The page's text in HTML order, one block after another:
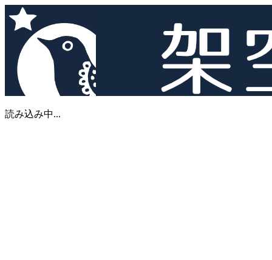
読み込み中...